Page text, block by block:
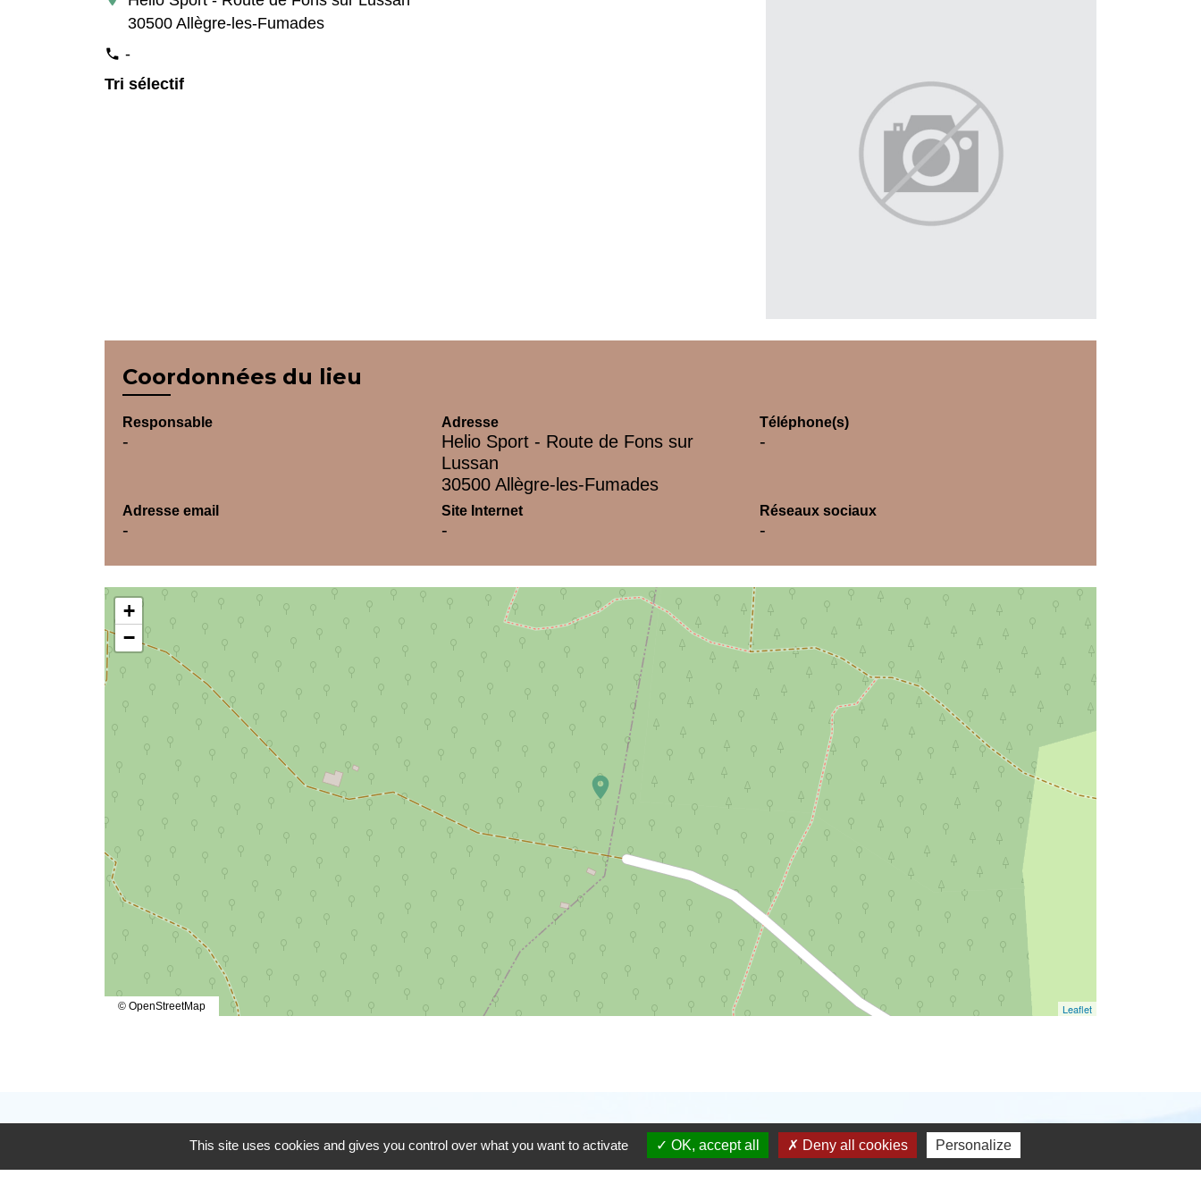
30500 Allègre-les-Fumades
phone -
Tri sélectif
Coordonnées du lieu
Responsable
-
Adresse
Helio Sport - Route de Fons sur
Lussan
30500 Allègre-les-Fumades
Téléphone(s)
-
Adresse email
-
Site Internet
-
Réseaux sociaux
-
location_on
+
−
Leaflet
© OpenStreetMap
Contactez-nous
This site uses cookies and gives you control over what you want to activate OK, accept all Deny all cookies Personalize